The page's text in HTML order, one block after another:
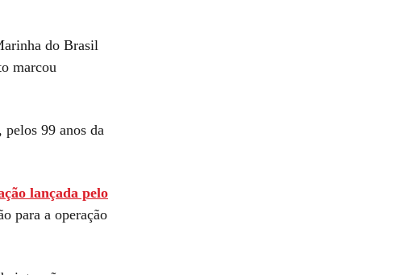
do Brasil
marcou
99 anos da
lançada pelo
para a operação